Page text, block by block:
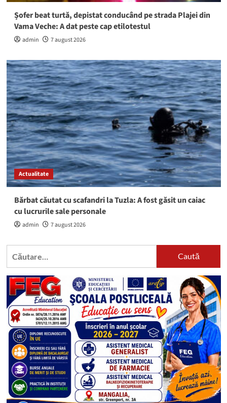
Șofer beat turtă, depistat conducând pe strada Plajei din
Vama Veche: A dat peste cap etilotestul
admin 7 august 2026
Actualitate
Bărbat căutat cu scafandri la Tuzla: A fost găsit un caiac
cu lucrurile sale personale
admin 7 august 2026